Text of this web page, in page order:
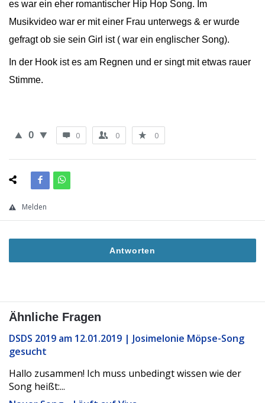
es war ein eher romantischer Hip Hop Song. Im
Musikvideo war er mit einer Frau unterwegs & er wurde
gefragt ob sie sein Girl ist ( war ein englischer Song).
In der Hook ist es am Regnen und er singt mit etwas rauer
Stimme.
0 0 0 0
Melden
Antworten
Ähnliche Fragen
DSDS 2019 am 12.01.2019 | Josimelonie Möpse-Song
gesucht
Hallo zusammen! Ich muss unbedingt wissen wie der
Song heißt:...